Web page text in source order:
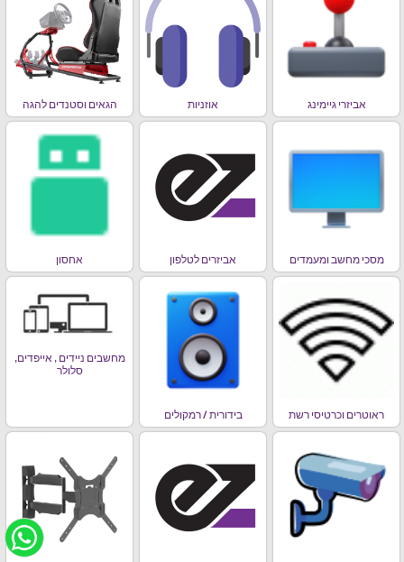
אביזרי גיימינג אוזניות הגאים וסטנדים להגה
מסכי מחשב ומעמדים אביזרים לטלפון אחסון
ראוטרים וכרטיסי רשת בידורית / רמקולים
מחשבים ניידים , אייפדים,
סלולר